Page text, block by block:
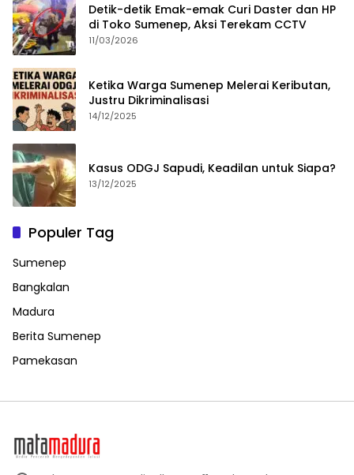
Detik-detik Emak-emak Curi Daster dan HP
di Toko Sumenep, Aksi Terekam CCTV
11/03/2026
Ketika Warga Sumenep Melerai Keributan,
Justru Dikriminalisasi
14/12/2025
Kasus ODGJ Sapudi, Keadilan untuk Siapa?
13/12/2025
Populer Tag
Sumenep
Bangkalan
Madura
Berita Sumenep
Pamekasan